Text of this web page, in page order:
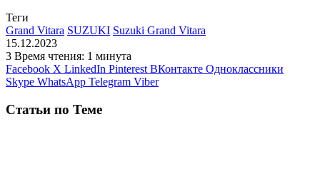
Теги
Grand Vitara SUZUKI Suzuki Grand Vitara
15.12.2023
3 Время чтения: 1 минута
Facebook X LinkedIn Pinterest ВКонтакте Одноклассники
Skype WhatsApp Telegram Viber
Статьи по Теме